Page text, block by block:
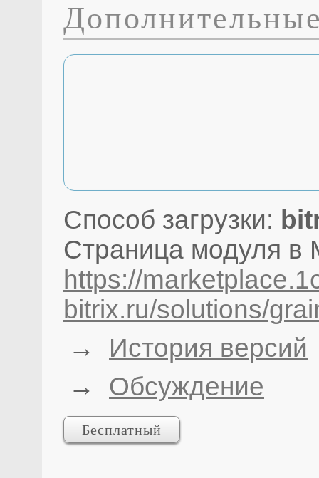
Способ загрузки:
Страница модуля в
https://
bitrix.ru/solutions/
→ История версий
→ Обсуждение
Бесплатный